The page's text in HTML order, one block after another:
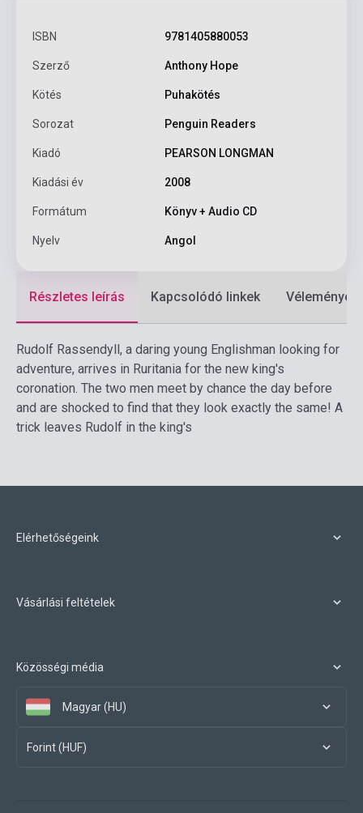
ISBN 9781405880053
Szerző Anthony Hope
Kötés Puhakötés
Sorozat Penguin Readers
Kiadó PEARSON LONGMAN
Kiadási év 2008
Formátum Könyv + Audio CD
Nyelv Angol
Részletes leírás Kapcsolódó linkek Vélemények
Rudolf Rassendyll, a daring young Englishman looking for
adventure, arrives in Ruritania for the new king's
coronation. The two men meet by chance the day before
and are shocked to find that they look exactly the same! A
trick leaves Rudolf in the king's
Elérhetőségeink
Vásárlási feltételek
Közösségi média
Magyar (HU)
Forint (HUF)